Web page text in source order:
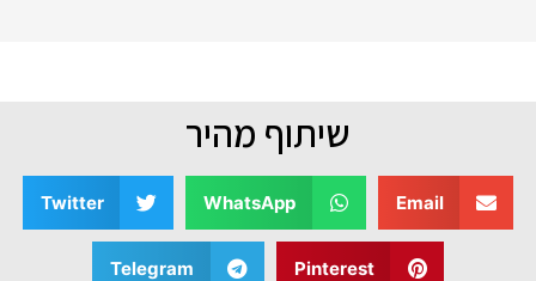
שיתוף מהיר
Email
WhatsApp
Twitter
Pinterest
Telegram